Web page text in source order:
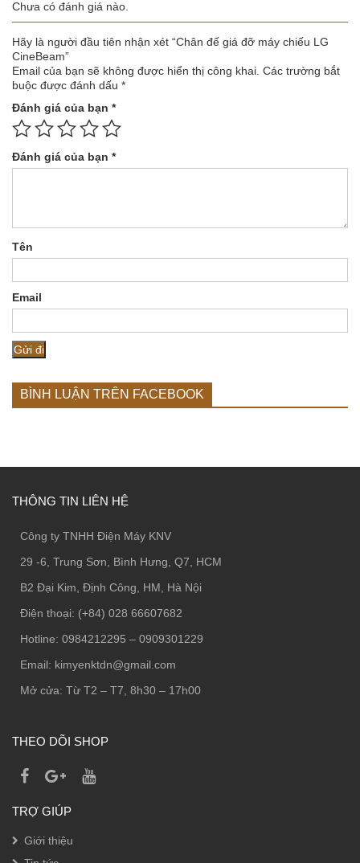
Chưa có đánh giá nào.
Hãy là người đầu tiên nhận xét “Chân đế giá đỡ máy chiếu LG
CineBeam”
Email của bạn sẽ không được hiển thị công khai. Các trường bắt
buộc được đánh dấu *
Đánh giá của bạn *
Đánh giá của bạn *
Tên
Email
BÌNH LUẬN TRÊN FACEBOOK
THÔNG TIN LIÊN HỆ
Công ty TNHH Điện Máy KNV
29 -6, Trung Sơn, Bình Hưng, Q7, HCM
B2 Đại Kim, Định Công, HM, Hà Nội
Điện thoại: (+84) 028 66607682
Hotline: 0984212295 – 0909301229
Email: kimyenktdn@gmail.com
Mở cửa: Từ T2 – T7, 8h30 – 17h00
THEO DÕI SHOP
TRỢ GIÚP
Giới thiệu